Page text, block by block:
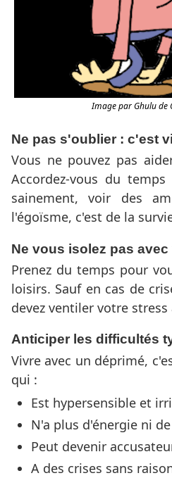
Image par Ghulu de
Ne pas s'oublier : c'est
Vous ne pouvez pas
Accordez-vous du
sainement, voir des
l'égoïsme, c'est de la
Ne vous isolez pas
Prenez du temps pour
loisirs. Sauf en cas de
devez ventiler votre stress
Anticiper les difficultés
Vivre avec un déprimé,
qui :
Est hypersensible et
N'a plus d'énergie ni
Peut devenir
A des crises sans